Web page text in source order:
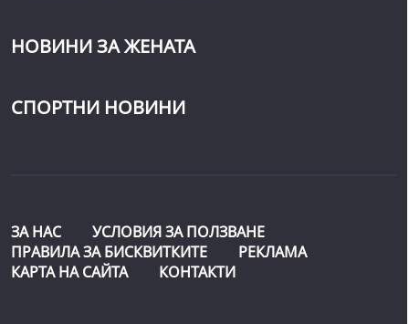
НОВИНИ ЗА ЖЕНАТА
СПОРТНИ НОВИНИ
ЗА НАС
УСЛОВИЯ ЗА ПОЛЗВАНЕ
ПРАВИЛА ЗА БИСКВИТКИТЕ
РЕКЛАМА
КАРТА НА САЙТА
КОНТАКТИ